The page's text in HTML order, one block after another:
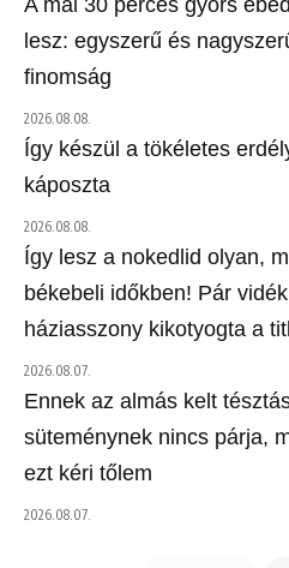
lesz: egyszerű és
finomság
2026.08.08.
Így készül a tökéletes
káposzta
2026.08.08.
Így lesz a nokedlid olyan,
békebeli időkben! Pár
háziasszony kikotyogta a
2026.08.07.
Ennek az almás kelt
süteménynek nincs párja,
ezt kéri tőlem
2026.08.07.